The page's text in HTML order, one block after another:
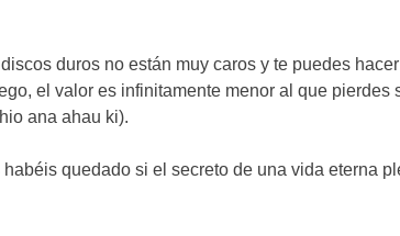
duros no están muy caros y te puedes
,el valor es infinitamente menor al que pierdes
ana ahau ki).
habéis quedado si el secreto de una vida eterna